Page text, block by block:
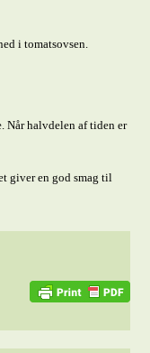
i tomatsovsen.
Når halvdelen af tiden er
giver en god smag til